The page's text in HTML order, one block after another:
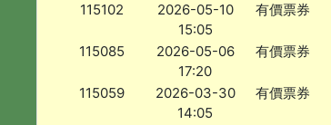
115102
2026-05-10
15:05
有價票券
115085
2026-05-06
17:20
有價票券
115059
2026-03-30
14:05
有價票券